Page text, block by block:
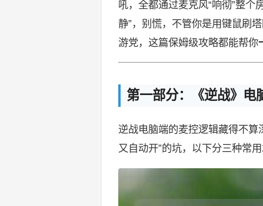
吼，全都通过麦克风“响彻”整
静”，别慌，不管你是用键鼠刷
游党，这篇保姆级攻略都能帮你
第一部分：《逆战》电
逆战电脑端的麦控逻辑藏得不算
又自动开”的坑，以下分三种常用